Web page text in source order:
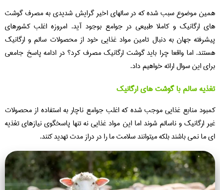
همین موضوع سبب شده که در سالهای اخیر گرایش شدیدی به مصرف گوشت
های ارگانیک و کاملا طبیعی در جوامع بوجود آید. امروزه اغلب کشورهای
پیشرفته جهان به دنبال تامین مواد غذایی خود از محصولات سالم و ارگانیک
هستند. اما واقعا چرا باید گوشت ارگانیک مصرف کرد؟ در ادامه پاسخ جامعی
برای این سوال ارائه خواهیم داد.
تغذیه سالم با گوشت های ارگانیک
کمبود منابع غذایی موجب شده که اغلب جوامع ناچار به استفاده از محصولات
غیر ارگانیک و ناسالم شوند اما این مواد غذایی نه تنها پاسخگوی نیازهای تغذیه
ای ما نمی باشند بلکه میتوانند سلامت ما را در دراز مدت تهدید کنند.